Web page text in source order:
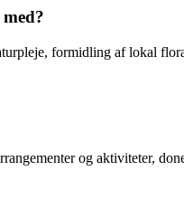
formidling af lokal
og aktiviteter,